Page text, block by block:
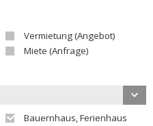
Vermietung (Angebot)
Miete (Anfrage)
Bauernhaus, Ferienhaus